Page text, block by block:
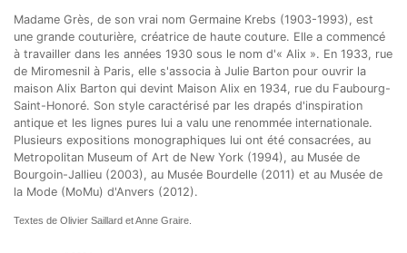
Madame Grès, de son vrai nom Germaine Krebs (1903-1993), est
une grande couturière, créatrice de haute couture. Elle a commencé
à travailler dans les années 1930 sous le nom d'« Alix ». En 1933, rue
de Miromesnil à Paris, elle s'associa à Julie Barton pour ouvrir la
maison Alix Barton qui devint Maison Alix en 1934, rue du Faubourg-
Saint-Honoré. Son style caractérisé par les drapés d'inspiration
antique et les lignes pures lui a valu une renommée internationale.
Plusieurs expositions monographiques lui ont été consacrées, au
Metropolitan Museum of Art de New York (1994), au Musée de
Bourgoin-Jallieu (2003), au Musée Bourdelle (2011) et au Musée de
la Mode (MoMu) d'Anvers (2012).
Textes de Olivier Saillard et Anne Graire.